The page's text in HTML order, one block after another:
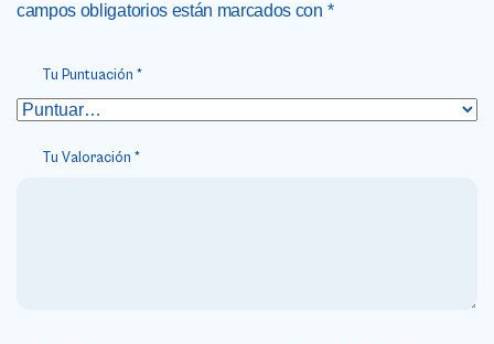
campos obligatorios están marcados con *
Tu Puntuación *
Tu Valoración *